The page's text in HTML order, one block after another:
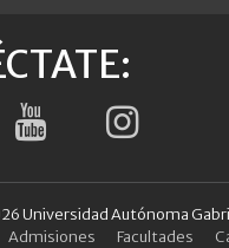
Universidad Autónoma
Admisiones Facultades